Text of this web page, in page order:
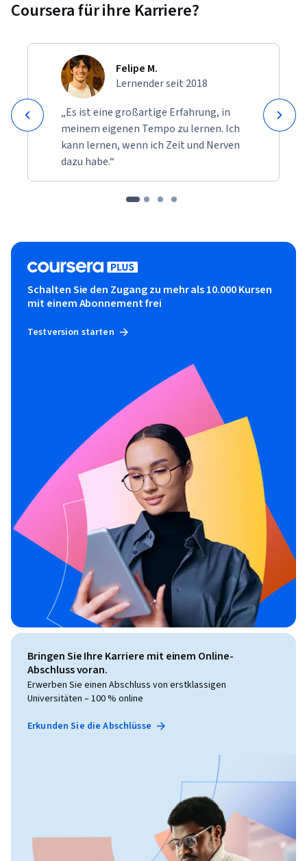
Coursera für ihre Karriere?
Felipe M.
Lernender seit 2018
„Es ist eine großartige Erfahrung, in
meinem eigenen Tempo zu lernen. Ich
kann lernen, wenn ich Zeit und Nerven
dazu habe.“
Schalten Sie den Zugang zu mehr als 10.000 Kursen
mit einem Abonnement frei
Testversion starten
Bringen Sie Ihre Karriere mit einem Online-
Abschluss voran.
Erwerben Sie einen Abschluss von erstklassigen
Universitäten – 100 % online
Erkunden Sie die Abschlüsse